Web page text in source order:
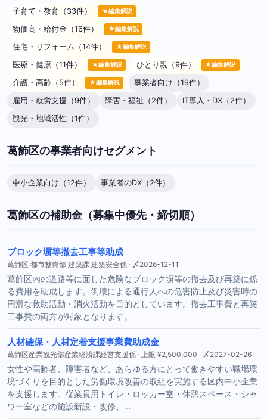
子育て・教育（33件） ★編集解説
物価高・給付金（16件） ★編集解説
住宅・リフォーム（14件） ★編集解説
医療・健康（11件） ★編集解説 ひとり親（9件） ★編集解説
介護・高齢（5件） ★編集解説
事業者向け（19件）
雇用・就労支援（9件）
障害・福祉（2件）
IT導入・DX（2件）
観光・地域活性（1件）
葛飾区の事業者向けセグメント
中小企業向け（12件） 事業者のDX（2件）
葛飾区の補助金（募集中優先・締切順）
ブロック塀等撤去工事等助成
葛飾区 都市整備部 建築課 建築安全係 · 〆2026-12-11
葛飾区内の道路等に面した危険なブロック塀等の撤去及び再築に係
る費用を助成します。倒壊による通行人への危害防止及び災害時の
円滑な救助活動・消火活動を目的としています。撤去工事費と再築
工事費の両方が対象となります。
人材確保・人材定着支援事業費助成金
葛飾区産業観光部産業経済課経営支援係 · 上限 ¥2,500,000 · 〆2027-02-26
女性や高齢者、障害者など、あらゆる方にとって働きやすい職場環
境づくりを目的とした労働環境改善の取組を実施する区内中小企業
を支援します。従業員用トイレ・ロッカー室・休憩スペース・シャ
ワー室などの施設新設・改修、…